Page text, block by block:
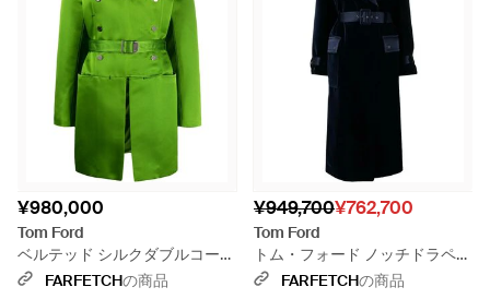
¥980,000
Tom Ford
ベルテッド シルクダブルコート
- グリーン
FARFETCHの商品
¥949,700¥762,700
Tom Ford
トム・フォード ノッチドラペル
コート - ブラック
FARFETCHの商品